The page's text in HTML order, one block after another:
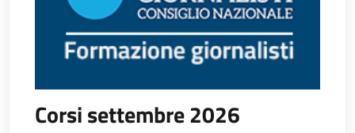
Corsi settembre 2026